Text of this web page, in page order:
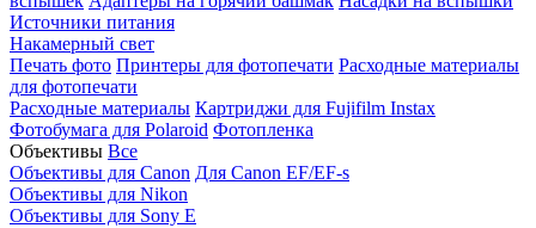
Источники питания
Накамерный свет
Печать фото Принтеры для фотопечати Расходные материалы
для фотопечати
Расходные материалы Картриджи для Fujifilm Instax
Фотобумага для Polaroid Фотопленка
Объективы Все
Объективы для Canon Для Canon EF/EF-s
Объективы для Nikon
Объективы для Sony E